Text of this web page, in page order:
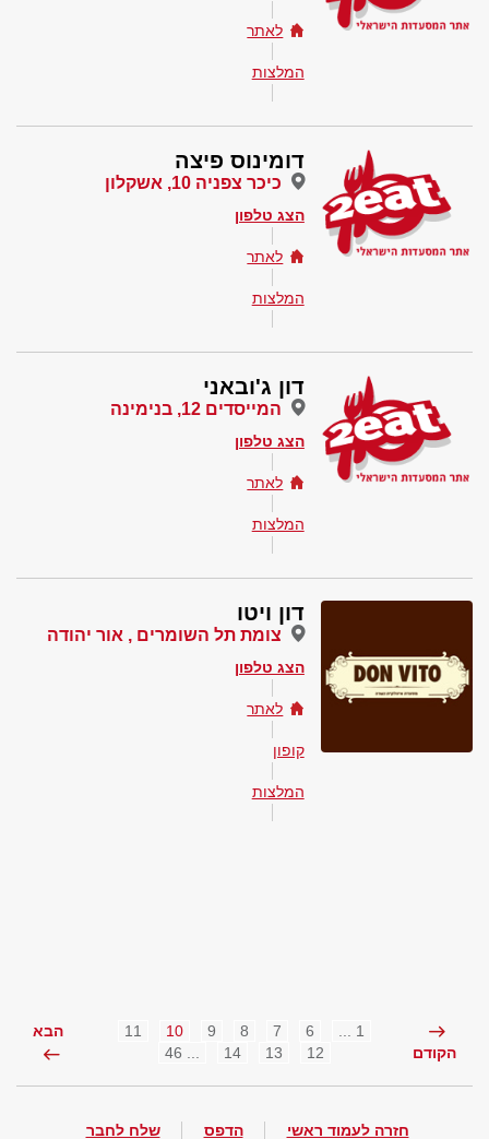
לאתר
המלצות
דומינוס פיצה
כיכר צפניה 10, אשקלון
הצג טלפון
לאתר
המלצות
דון ג'ובאני
המייסדים 12, בנימינה
הצג טלפון
לאתר
המלצות
דון ויטו
צומת תל השומרים , אור יהודה
הצג טלפון
לאתר
קופון
המלצות
הקודם
1 ...
6
7
8
9
10
11
12
13
14
הבא
חזרה לעמוד ראשי הדפס שלח לחבר